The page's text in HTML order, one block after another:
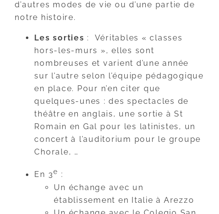
d’autres modes de vie ou d’une partie de
notre histoire.
Les sorties : Véritables « classes
hors-les-murs », elles sont
nombreuses et varient d’une année
sur l’autre selon l’équipe pédagogique
en place. Pour n’en citer que
quelques-unes : des spectacles de
théâtre en anglais, une sortie à St
Romain en Gal pour les latinistes, un
concert à l’auditorium pour le groupe
Chorale, …
En 3e :
Un échange avec un
établissement en Italie à Arezzo